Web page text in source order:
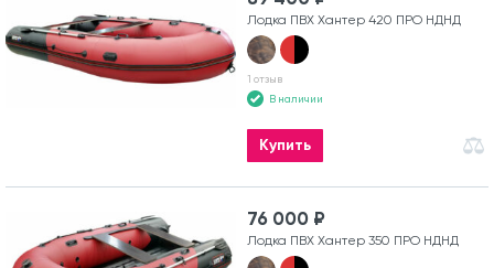
Лодка ПВХ Хантер 420 ПРО НДНД
1 отзыв
В наличии
Купить
76 000 ₽
Лодка ПВХ Хантер 350 ПРО НДНД